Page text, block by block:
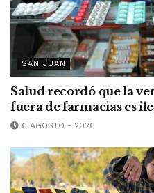
SAN JUAN
Salud recordó que la
fuera de farmacias es
6 AGOSTO - 2026